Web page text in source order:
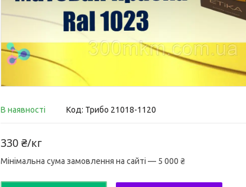
В наявності Код: Трибо 21018-1120
330 ₴/кг
Мінімальна сума замовлення на сайті — 5 000 ₴